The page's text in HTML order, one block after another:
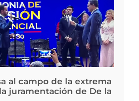
al campo de la extrema
juramentación de De la